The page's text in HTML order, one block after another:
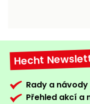
Hecht
Rady a
Přehled akcí a